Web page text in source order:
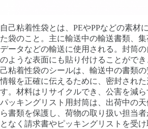
自己粘着性袋とは、PEやPPなどの素材
た袋のこと。主に輸送中の輸送書類、
データなどの輸送に使用される。封筒
のような表面にも貼り付けることがで
己粘着性袋のシールは、輸送中の書類
情報を正確に伝えるために、密封され
す。材料はリサイクルでき、公害を減ら
パッキングリスト用封筒は、出荷中の
ら書類を保護し、荷物の取り扱い担当
となく請求書やピッキングリストを受